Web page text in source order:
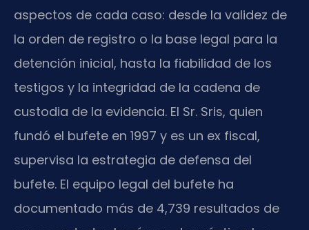
aspectos de cada caso: desde la validez de
la orden de registro o la base legal para la
detención inicial, hasta la fiabilidad de los
testigos y la integridad de la cadena de
custodia de la evidencia. El Sr. Sris, quien
fundó el bufete en 1997 y es un ex fiscal,
supervisa la estrategia de defensa del
bufete. El equipo legal del bufete ha
documentado más de 4,739 resultados de